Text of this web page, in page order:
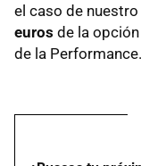
el caso de
euros de la
de la Performance.